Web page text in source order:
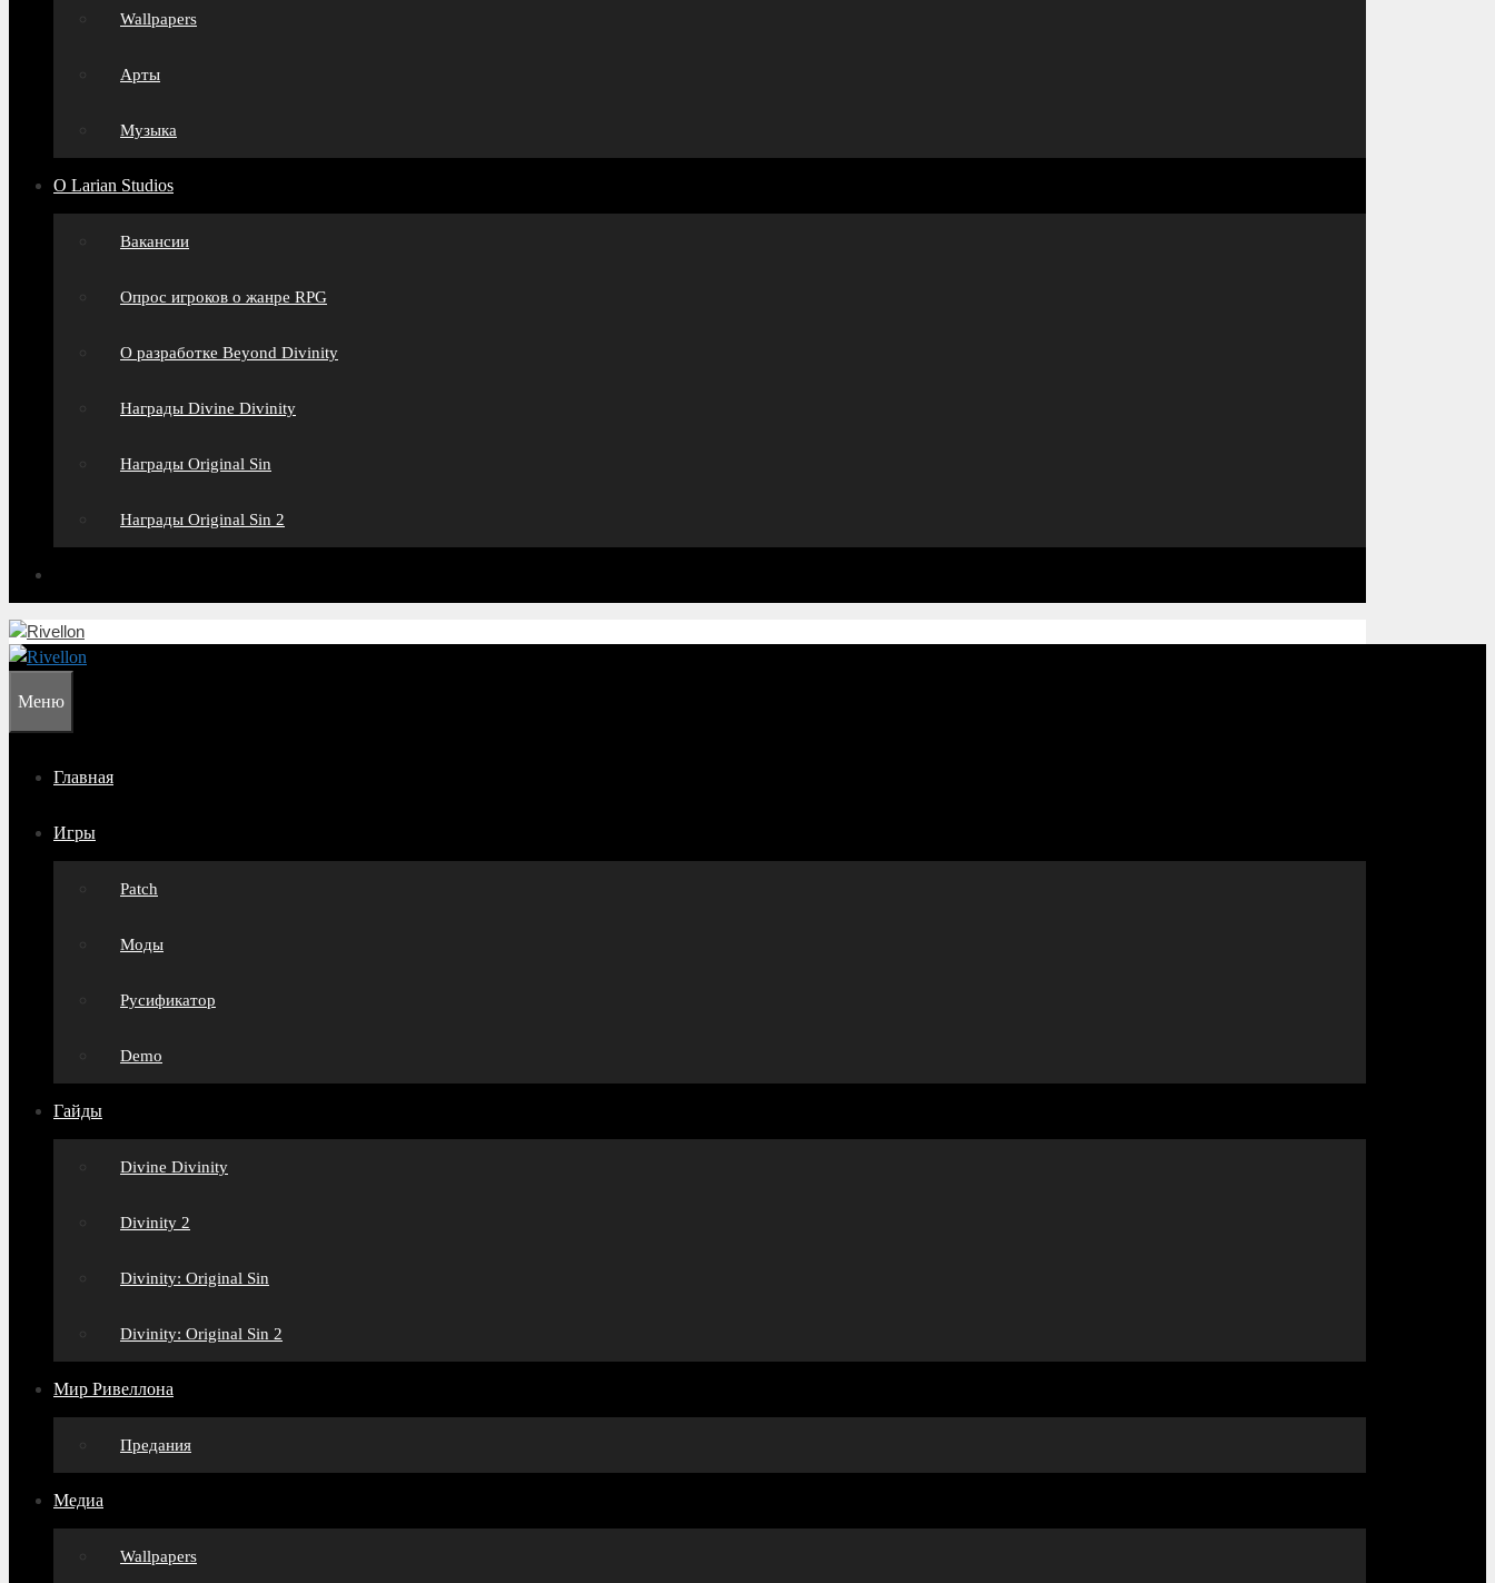
Wallpapers
Арты
Музыка
О Larian Studios
Вакансии
Опрос игроков о жанре RPG
О разработке Beyond Divinity
Награды Divine Divinity
Награды Original Sin
Награды Original Sin 2
Меню
Главная
Игры
Patch
Моды
Русификатор
Demo
Гайды
Divine Divinity
Divinity 2
Divinity: Original Sin
Divinity: Original Sin 2
Мир Ривеллона
Предания
Медиа
Wallpapers